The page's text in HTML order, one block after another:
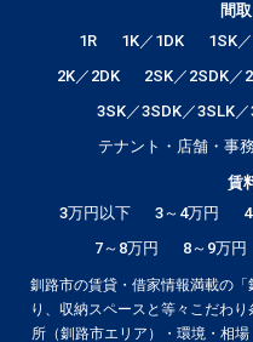
間
1R
1K／1DK
1SK
2K／2DK
2SK／2SDK／
3SK／3SDK／3SLK
テナント・店舗・事
賃
3万円以下
3～4万円
7～8万円
8～9万円
釧路市の賃貸・借家情報満載の
り、収納スペースと等々こだわ
所（釧路市エリア）・環境・相